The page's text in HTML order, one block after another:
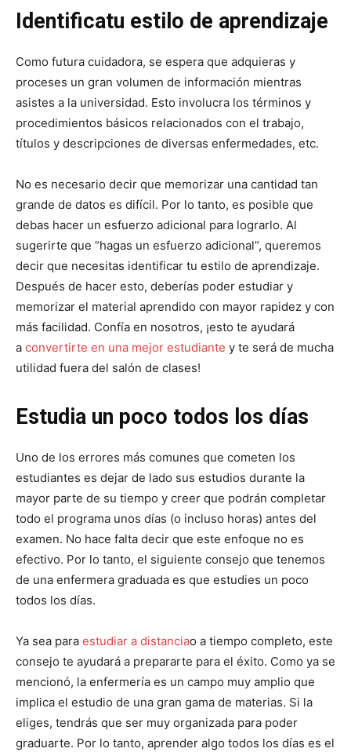
Identificatu estilo de aprendizaje
Como futura cuidadora, se espera que adquieras y
proceses un gran volumen de información mientras
asistes a la universidad. Esto involucra los términos y
procedimientos básicos relacionados con el trabajo,
títulos y descripciones de diversas enfermedades, etc.
No es necesario decir que memorizar una cantidad tan
grande de datos es difícil. Por lo tanto, es posible que
debas hacer un esfuerzo adicional para lograrlo. Al
sugerirte que “hagas un esfuerzo adicional”, queremos
decir que necesitas identificar tu estilo de aprendizaje.
Después de hacer esto, deberías poder estudiar y
memorizar el material aprendido con mayor rapidez y con
más facilidad. Confía en nosotros, ¡esto te ayudará
a convertirte en una mejor estudiante y te será de mucha
utilidad fuera del salón de clases!
Estudia un poco todos los días
Uno de los errores más comunes que cometen los
estudiantes es dejar de lado sus estudios durante la
mayor parte de su tiempo y creer que podrán completar
todo el programa unos días (o incluso horas) antes del
examen. No hace falta decir que este enfoque no es
efectivo. Por lo tanto, el siguiente consejo que tenemos
de una enfermera graduada es que estudies un poco
todos los días.
Ya sea para estudiar a distanciao a tiempo completo, este
consejo te ayudará a prepararte para el éxito. Como ya se
mencionó, la enfermería es un campo muy amplio que
implica el estudio de una gran gama de materias. Si la
eliges, tendrás que ser muy organizada para poder
graduarte. Por lo tanto, aprender algo todos los días es el